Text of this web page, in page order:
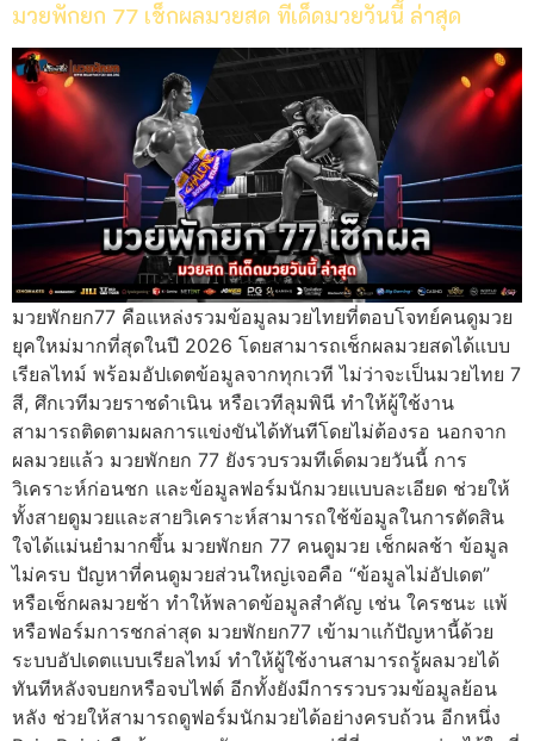
มวยพักยก 77 เช็กผลมวยสด ทีเด็ดมวยวันนี้ ล่าสุด
มวยพักยก77 คือแหล่งรวมข้อมูลมวยไทยที่ตอบโจทย์คนดูมวย
ยุคใหม่มากที่สุดในปี 2026 โดยสามารถเช็กผลมวยสดได้แบบ
เรียลไทม์ พร้อมอัปเดตข้อมูลจากทุกเวที ไม่ว่าจะเป็นมวยไทย 7
สี, ศึกเวทีมวยราชดำเนิน หรือเวทีลุมพินี ทำให้ผู้ใช้งาน
สามารถติดตามผลการแข่งขันได้ทันทีโดยไม่ต้องรอ นอกจาก
ผลมวยแล้ว มวยพักยก 77 ยังรวบรวมทีเด็ดมวยวันนี้ การ
วิเคราะห์ก่อนชก และข้อมูลฟอร์มนักมวยแบบละเอียด ช่วยให้
ทั้งสายดูมวยและสายวิเคราะห์สามารถใช้ข้อมูลในการตัดสิน
ใจได้แม่นยำมากขึ้น มวยพักยก 77 คนดูมวย เช็กผลช้า ข้อมูล
ไม่ครบ ปัญหาที่คนดูมวยส่วนใหญ่เจอคือ “ข้อมูลไม่อัปเดต”
หรือเช็กผลมวยช้า ทำให้พลาดข้อมูลสำคัญ เช่น ใครชนะ แพ้
หรือฟอร์มการชกล่าสุด มวยพักยก77 เข้ามาแก้ปัญหานี้ด้วย
ระบบอัปเดตแบบเรียลไทม์ ทำให้ผู้ใช้งานสามารถรู้ผลมวยได้
ทันทีหลังจบยกหรือจบไฟต์ อีกทั้งยังมีการรวบรวมข้อมูลย้อน
หลัง ช่วยให้สามารถดูฟอร์มนักมวยได้อย่างครบถ้วน อีกหนึ่ง